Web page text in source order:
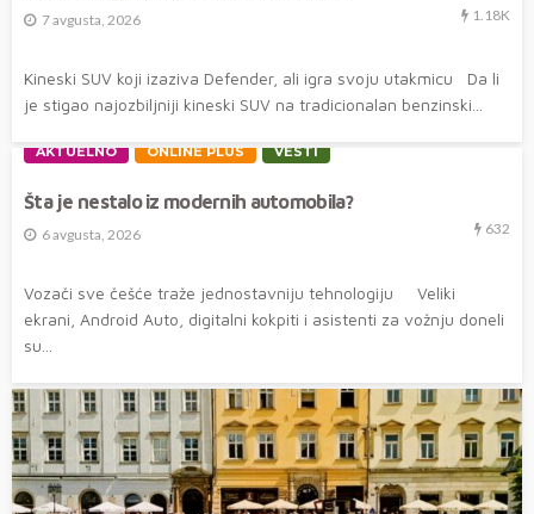
7 avgusta, 2026 1.18K
Kineski SUV koji izaziva Defender, ali igra svoju utakmicu Da li
je stigao najozbiljniji kineski SUV na tradicionalan benzinski...
AKTUELNO ONLINE PLUS VESTI
Šta je nestalo iz modernih automobila?
6 avgusta, 2026 632
Vozači sve češće traže jednostavniju tehnologiju Veliki
ekrani, Android Auto, digitalni kokpiti i asistenti za vožnju doneli
su...